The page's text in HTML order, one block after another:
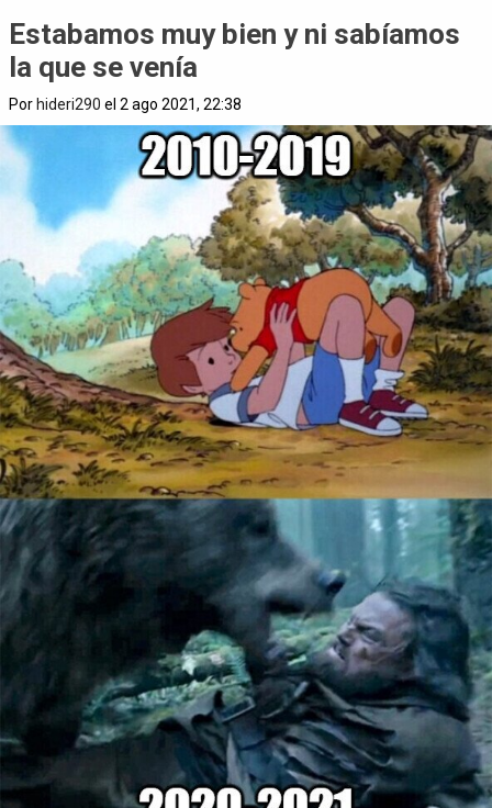
Estabamos muy bien y ni sabíamos
la que se venía
Por hideri290 el 2 ago 2021, 22:38